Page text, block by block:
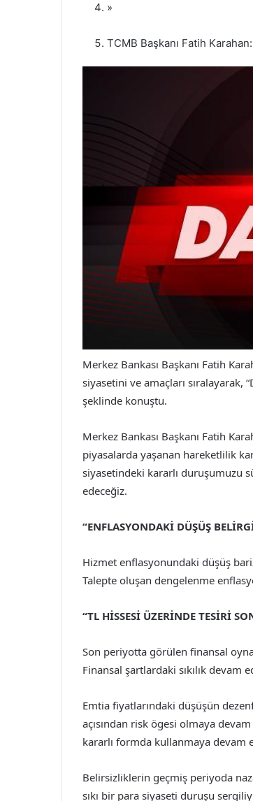
»
TCMB Başkanı Fatih
Merkez Bankası Başkanı Fatih
siyasetini ve amaçları
şeklinde konuştu.
Merkez Bankası Başkanı Fatih
piyasalarda yaşanan hareketlilik
siyasetindeki kararlı duruşumuzu
edeceğiz.
“ENFLASYONDAKİ DÜŞÜŞ
Hizmet enflasyonundaki düşüş
Talepte oluşan dengelenme
“TL HİSSESİ ÜZERİNDE TESİRİ
Son periyotta görülen finansal
Finansal şartlardaki sıkılık devam
Emtia fiyatlarındaki düşüşün
açısından risk ögesi olmaya
kararlı formda kullanmaya devam
Belirsizliklerin geçmiş periyoda
sıkı bir para siyaseti duruşu